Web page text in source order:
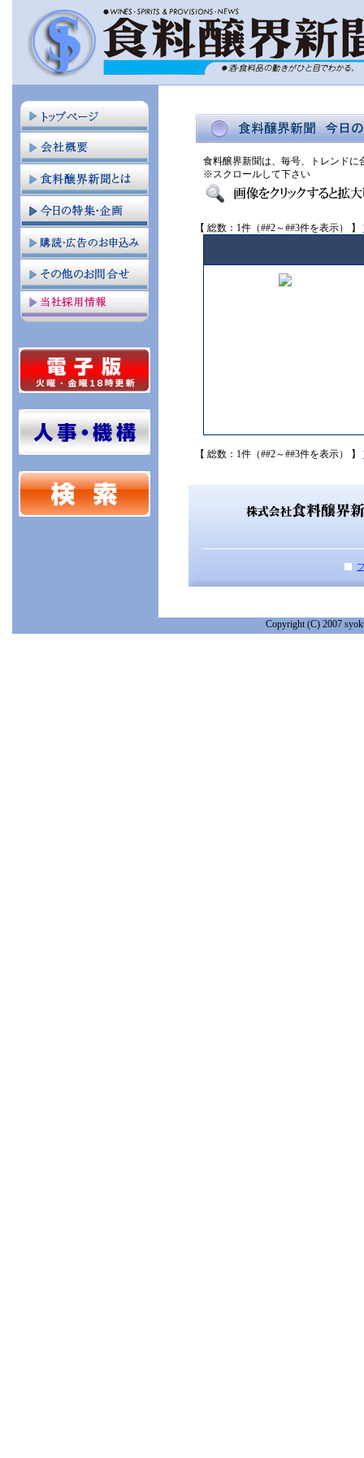
食料醸界新聞は、毎号、トレンド
※スクロールして下さい
【 総数：1件（##2～##3件を表示） 】
【 総数：1件（##2～##3件を表示） 】
Copyright (C) 2007